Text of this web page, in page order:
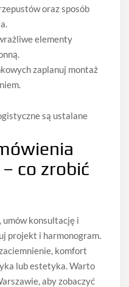
oraz sposób
elementy
zaplanuj montaż
są ustalane
co zrobić
konsultację i
projekt i harmonogram.
komfort
lub estetyka. Warto
aby zobaczyć